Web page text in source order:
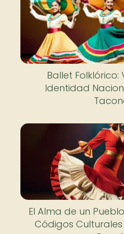
Ballet
Identidad
El Alma de un
Códigos